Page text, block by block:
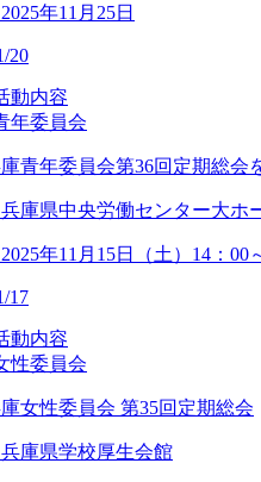
年11月25日
20
動内容
年委員会
青年委員会第36回定期総会
庫県中央労働センター大ホ
年11月15日（土）14：00
17
動内容
性委員会
女性委員会 第35回定期総会
庫県学校厚生会館